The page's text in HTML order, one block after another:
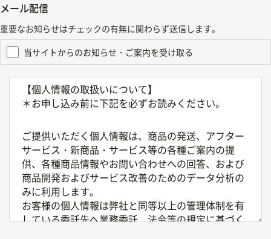
メール配信
当サイトからのお知らせ・ご案内を受け取る
重要なお知らせはチェックの有無に関わらず送信します。
【個人情報の取扱いについて】
＊お申し込み前に下記を必ずお読みください。
ご提供いただく個人情報は、商品の発送、アフター
サービス・新商品・サービス等の各種ご案内の提
供、各種商品情報やお問い合わせへの回答、および
商品開発およびサービス改善のためのデータ分析の
みに利用します。
お客様の個人情報は弊社と同等以上の管理体制を有
している委託先へ業務委託、法令等の規定に基づく